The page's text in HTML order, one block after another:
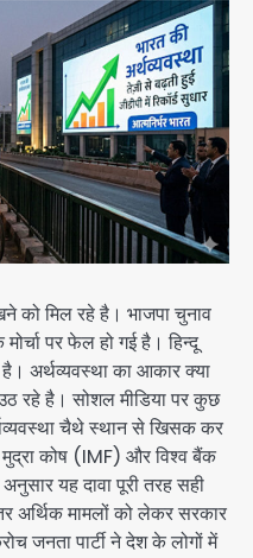
मिल रहे है। भाजपा चुनाव
पर फेल हो गई है। हिन्दू
अर्थव्यवस्था का आकार क्या
रहे है। सोशल मीडिया पर कुछ
चैथे स्थान से खिसक कर
कोष (IMF) और विश्व बैंक
यह दावा पूरी तरह सही
अर्थिक मामलों को लेकर सरकार
जनता पार्टी ने देश के लोगों में